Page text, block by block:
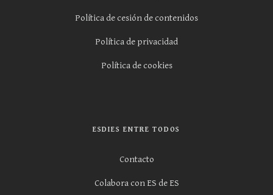
Política de cesión de contenidos
Política de privacidad
Política de cookies
ESDIES ENTRE TODOS
Contacto
Colabora con ES de ES